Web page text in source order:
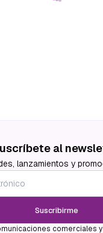
al
lanzamientos y
Suscribirme
comerciales